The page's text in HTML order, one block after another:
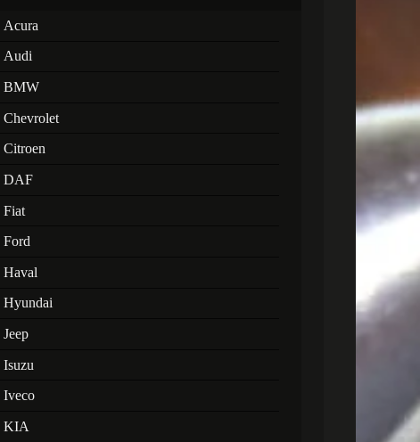
Acura
Audi
BMW
Chevrolet
Citroen
DAF
Fiat
Ford
Haval
Hyundai
Jeep
Isuzu
Iveco
KIA